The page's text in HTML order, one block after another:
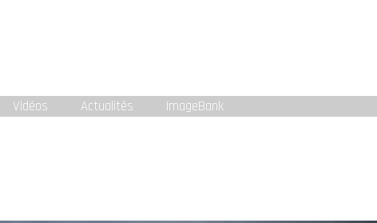
Vidéos Actualités ImageBank